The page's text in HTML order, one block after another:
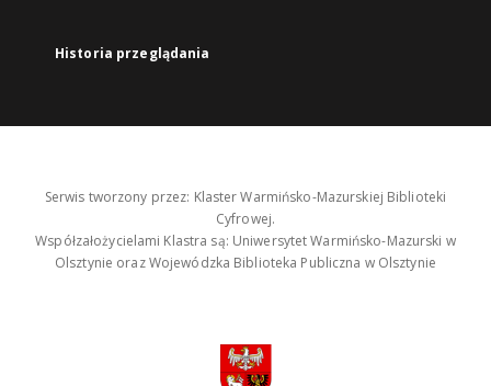
Historia przeglądania
Serwis tworzony przez: Klaster Warmińsko-Mazurskiej Biblioteki
Cyfrowej.
Współzałożycielami Klastra są: Uniwersytet Warmińsko-Mazurski w
Olsztynie oraz Wojewódzka Biblioteka Publiczna w Olsztynie